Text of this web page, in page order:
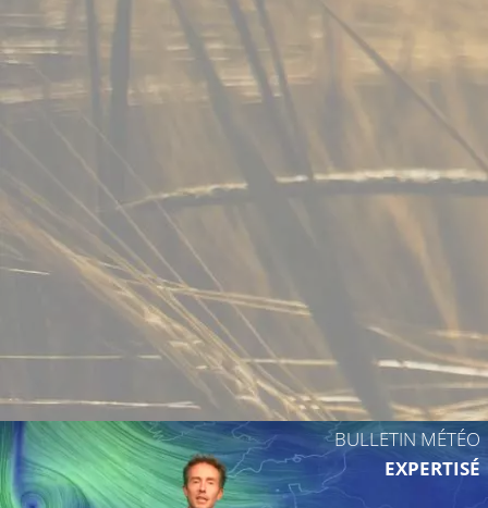
26°C
BULLETIN MÉTÉO
EXPERTISÉ